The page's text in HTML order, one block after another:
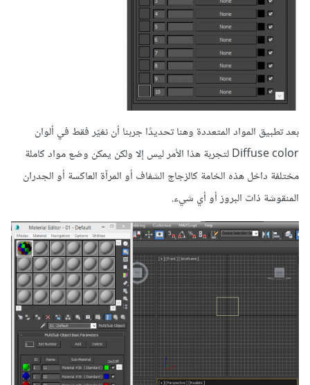
بعد تطبيق المواد المتعددة وهنا تحديدًا جربنا أن نغيّر فقط في ألوان
Diffuse color لتجربة هذا الأمر ليس إلا ولكن يمكن وضع مواد كاملة
مختلفة داخل هذه الخامة كالزجاج الشفاف أو المرآة العاكسة أو الجدران
المنقوشة ذات البروز أو أي شيء.